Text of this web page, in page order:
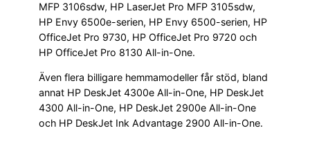
MFP 3106sdw, HP LaserJet Pro MFP 3105sdw,
HP Envy 6500e-serien, HP Envy 6500-serien, HP
OfficeJet Pro 9730, HP OfficeJet Pro 9720 och
HP OfficeJet Pro 8130 All-in-One.
Även flera billigare hemmamodeller får stöd, bland
annat HP DeskJet 4300e All-in-One, HP DeskJet
4300 All-in-One, HP DeskJet 2900e All-in-One
och HP DeskJet Ink Advantage 2900 All-in-One.